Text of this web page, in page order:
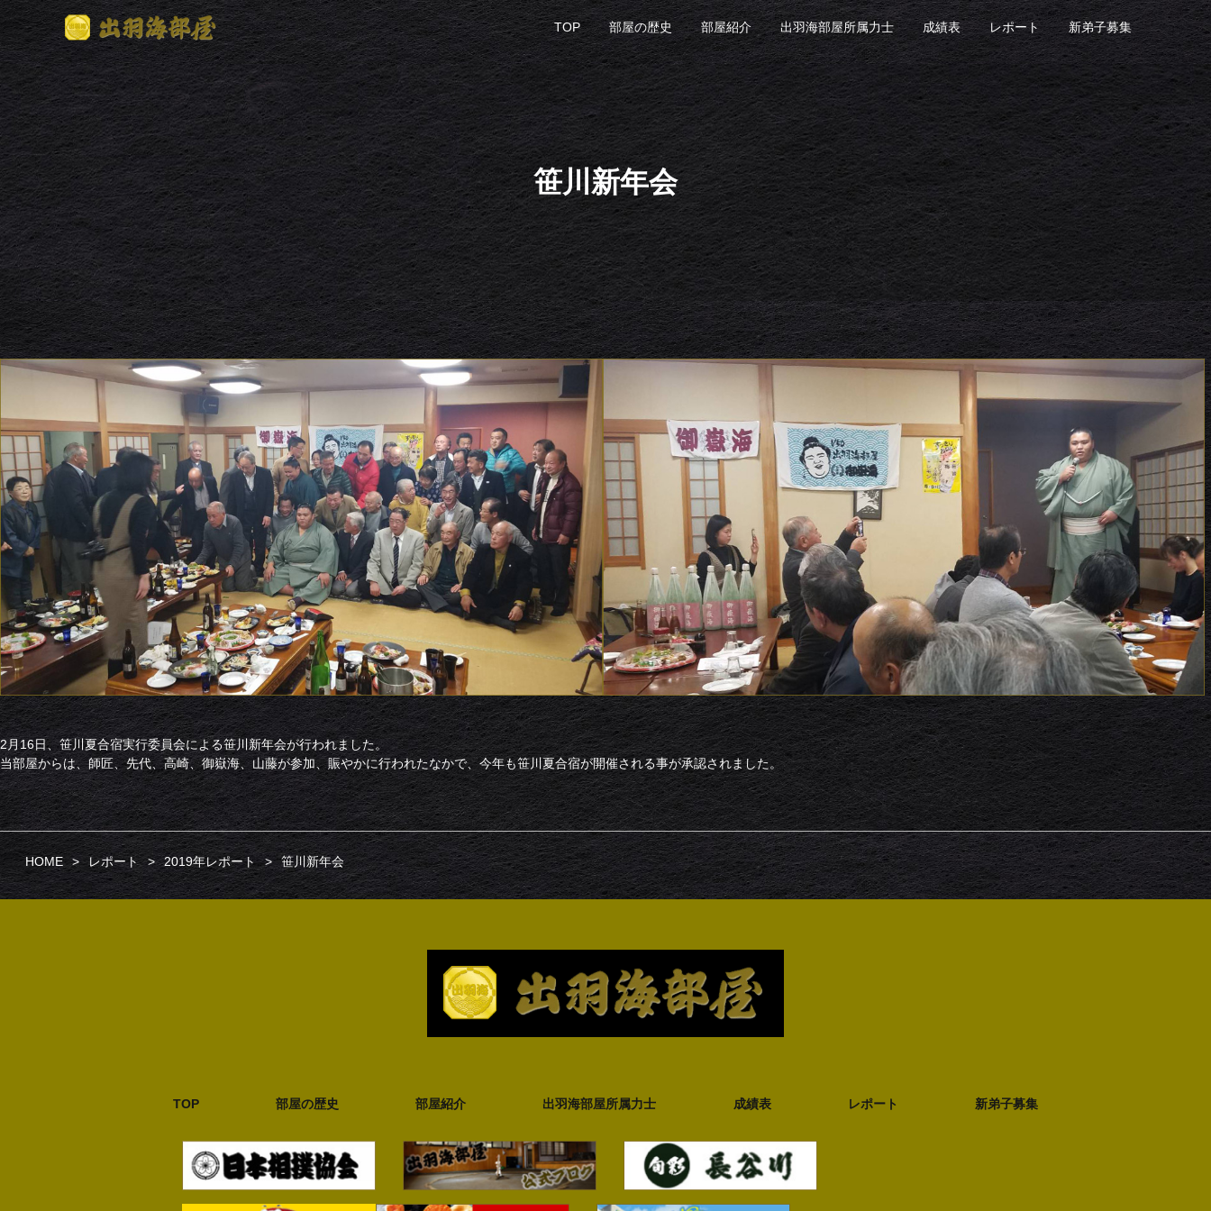
TOP 部屋の歴史 部屋紹介 出羽海部屋所属力士 成績表 レポート 新弟子募集
笹川新年会
2月16日、笹川夏合宿実行委員会による笹川新年会が行われました。
当部屋からは、師匠、先代、高崎、御嶽海、山藤が参加、賑やかに行われたなかで、今年も笹川夏合宿が開催される事が承認されました。
HOME レポート 2019年レポート 笹川新年会
TOP 部屋の歴史 部屋紹介 出羽海部屋所属力士 成績表 レポート 新弟子募集